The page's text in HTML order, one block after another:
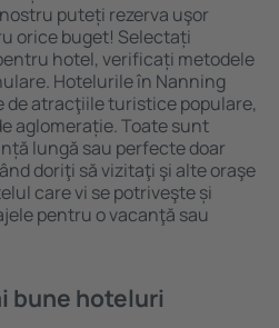
puteți rezerva uşor
orice buget! Selectați
hotel, verificați metodele
Hotelurile în Nanning
atracţiile turistice populare,
aglomerație. Toate sunt
lungă sau perfecte doar
doriţi să vizitaţi şi alte oraşe
care vi se potriveşte și
pentru o vacanţă sau
bune hoteluri